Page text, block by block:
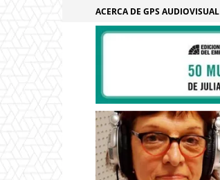
ACERCA DE GPS AUDIOVISUAL